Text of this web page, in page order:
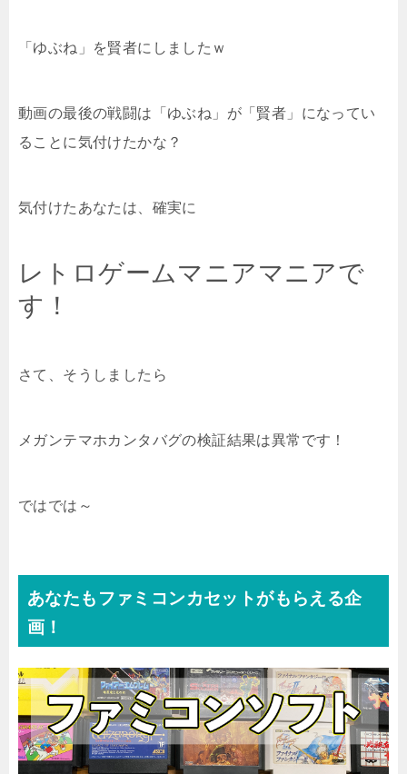
「ゆぶね」を賢者にしましたｗ
動画の最後の戦闘は「ゆぶね」が「賢者」になってい
ることに気付けたかな？
気付けたあなたは、確実に
レトロゲームマニアマニアで
す！
さて、そうしましたら
メガンテマホカンタバグの検証結果は異常です！
ではでは～
あなたもファミコンカセットがもらえる企
画！